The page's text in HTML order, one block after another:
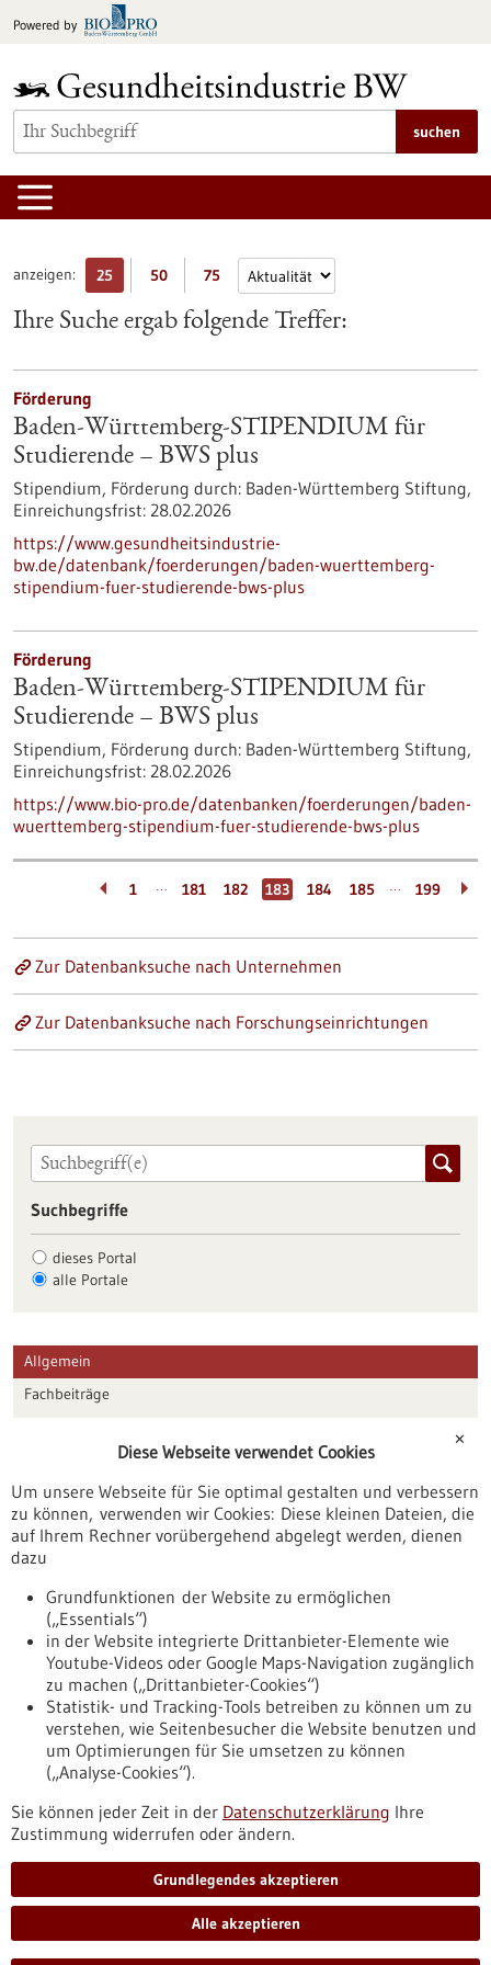
Inhalt
Powered by
suchen
anzeigen: 25 50 75
Ihre Suche ergab folgende Treffer:
Förderung
Baden-Württemberg-STIPENDIUM für
Studierende – BWS plus
Stipendium, Förderung durch: Baden-Württemberg Stiftung,
Einreichungsfrist: 28.02.2026
https://www.gesundheitsindustrie-
bw.de/datenbank/foerderungen/baden-wuerttemberg-
stipendium-fuer-studierende-bws-plus
Förderung
Baden-Württemberg-STIPENDIUM für
Studierende – BWS plus
Stipendium, Förderung durch: Baden-Württemberg Stiftung,
Einreichungsfrist: 28.02.2026
https://www.bio-pro.de/datenbanken/foerderungen/baden-
wuerttemberg-stipendium-fuer-studierende-bws-plus
1 … 181 182 183 184 185 … 199
Zur Datenbanksuche nach Unternehmen
Zur Datenbanksuche nach Forschungseinrichtungen
Suchbegriffe
dieses Portal
alle Portale
Allgemein
Fachbeiträge
Veranstaltungen
Erscheinungsdatum
Nach oben
Informiert bleiben
Newsletter abonnieren
✕
Diese Webseite verwendet Cookies
Um unsere Webseite für Sie optimal gestalten und verbessern
zu können, verwenden wir Cookies: Diese kleinen Dateien, die
auf Ihrem Rechner vorübergehend abgelegt werden, dienen
dazu
Grundfunktionen der Website zu ermöglichen
(„Essentials“)
in der Website integrierte Drittanbieter-Elemente wie
Youtube-Videos oder Google Maps-Navigation zugänglich
zu machen („Drittanbieter-Cookies“)
Statistik- und Tracking-Tools betreiben zu können um zu
verstehen, wie Seitenbesucher die Website benutzen und
um Optimierungen für Sie umsetzen zu können
(„Analyse-Cookies“).
Sie können jeder Zeit in der Datenschutzerklärung Ihre
Zustimmung widerrufen oder ändern.
Grundlegendes akzeptieren
Alle akzeptieren